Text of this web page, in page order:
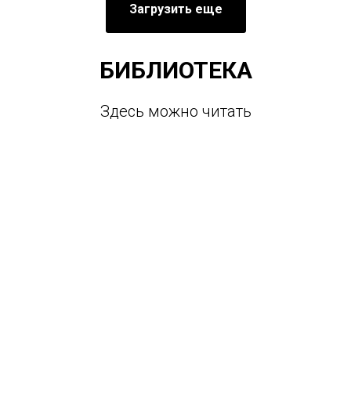
Загрузить еще
БИБЛИОТЕКА
Здесь можно читать